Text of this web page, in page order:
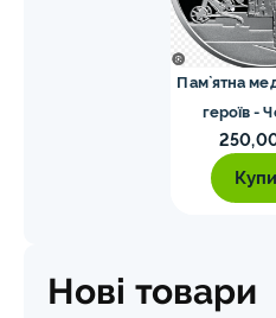
Пам`ятна
героїв -
Нові товари